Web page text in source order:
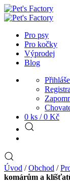
Pro psy
Pro kočky
Výprodej
Blog
0 ks / 0 Kč
Úvod /Obchod /
komárům a